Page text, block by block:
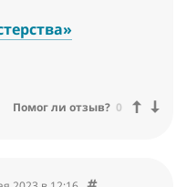
Помог ли отзыв? 0